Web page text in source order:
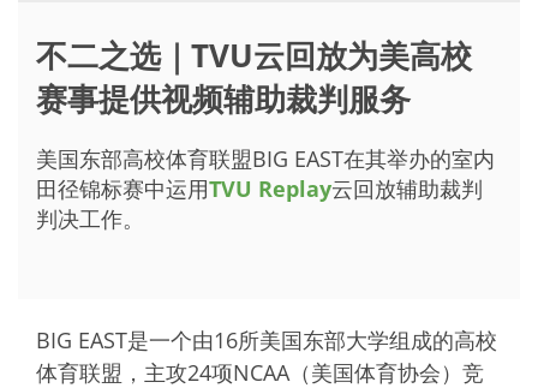
不二之选｜TVU云回放为美高校
赛事提供视频辅助裁判服务
美国东部高校体育联盟BIG EAST在其举办的室内
田径锦标赛中运用TVU Replay云回放辅助裁判
判决工作。
BIG EAST是一个由16所美国东部大学组成的高校
体育联盟，主攻24项NCAA（美国体育协会）竞